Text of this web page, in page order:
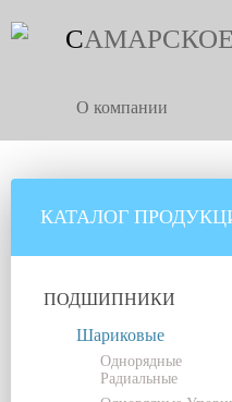
САМАРСКОЕ
О компании
КАТАЛОГ
ПОДШИПНИКИ
Шариковые
Однорядные
Радиальные